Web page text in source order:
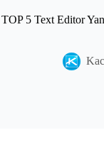
TOP 5 Text Editor